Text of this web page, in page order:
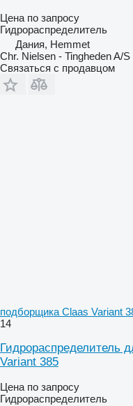
Цена по запросу
Гидрораспределитель
Дания, Hemmet
Chr. Nielsen - Tingheden A/S
Связаться с продавцом
подборщика Claas Variant
14
Гидрораспределитель
Variant 385
Цена по запросу
Гидрораспределитель